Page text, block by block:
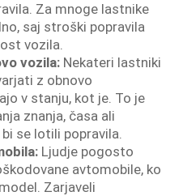
Za mnoge lastnike
saj stroški popravila
vozila.
vozila:Nekateri lastniki
z obnovo
v stanju, kot je. To je
znanja, časa ali
se lotili popravila.
Ljudje pogosto
avtomobile, ko
Zarjaveli